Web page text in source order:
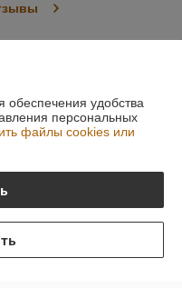
удобства
персональных
файлы cookies или